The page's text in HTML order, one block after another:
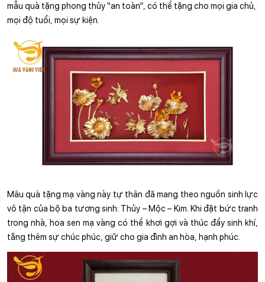
mẫu quà tặng phong thủy “an toàn”, có thể tặng cho mọi gia chủ,
mọi độ tuổi, mọi sự kiện.
Mâu quà tặng mạ vàng này tự thân đã mang theo nguồn sinh lực
vô tận của bộ ba tương sinh: Thủy – Mộc – Kim. Khi đặt bức tranh
trong nhà, hoa sen mạ vàng có thể khơi gợi và thúc đẩy sinh khí,
tăng thêm sự chúc phúc, giữ cho gia đình an hòa, hạnh phúc.